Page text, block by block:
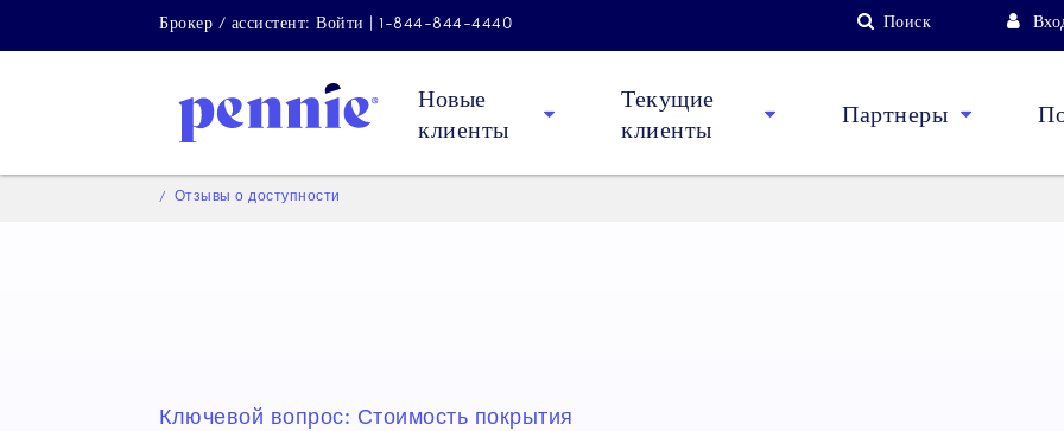
Брокер / ассистент: Войти | 1-844-844-4440 Поиск
Новые
клиенты
Текущие
клиенты
Партнеры
Отзывы о доступности
Ключевой вопрос: Стоимость покрытия